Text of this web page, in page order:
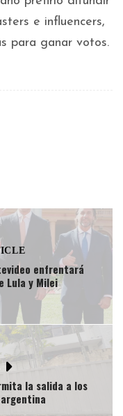
e influencers,
para ganar votos.
enfrentará
Lula y Milei
la salida a los